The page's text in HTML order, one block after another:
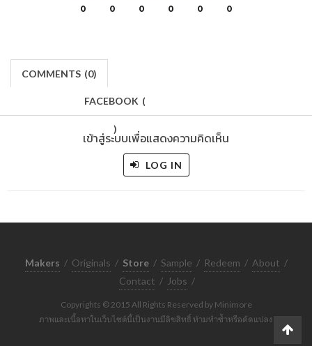
0 0 0 0 0 0
COMMENTS (0)
FACEBOOK (
)
เข้าสู่ระบบเพื่อแสดงความคิดเห็น
LOG IN
Makers / Originals / Store / Sample / Redeem / About /
Contact / Jobs /
Copyrights © 2015 All Rights Reserved by Minimore
ภาพและเนื้อหาในเว็บไซต์นี้เป็นงานมีลิขสิทธิ์ ห้ามทำซ้ำหรือดัดแปลง